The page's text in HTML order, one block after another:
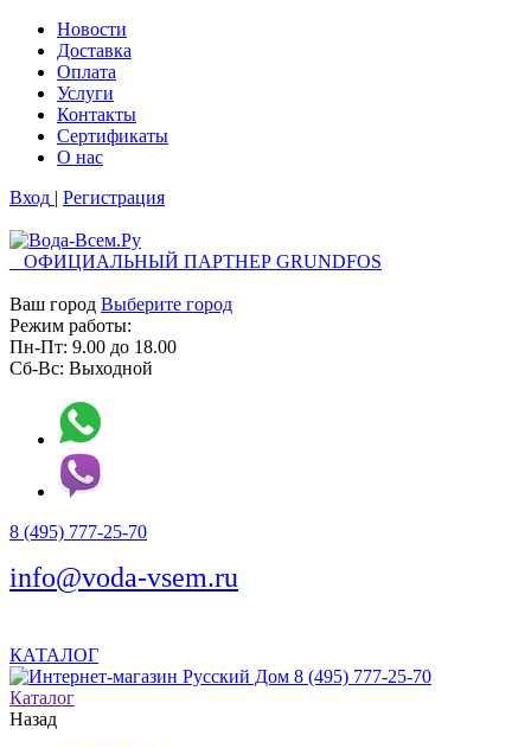
Новости
Доставка
Оплата
Услуги
Контакты
Cертификаты
О нас
Вход | Регистрация
ОФИЦИАЛЬНЫЙ ПАРТНЕР GRUNDFOS
Ваш город Выберите город
Режим работы:
Пн-Пт: 9.00 до 18.00
Сб-Вс: Выходной
8 (495) 777-25-70
info@voda-vsem.ru
КАТАЛОГ
8 (495) 777-25-70
Каталог
Назад